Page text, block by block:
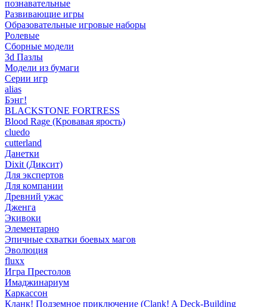
познавательные
Развивающие игры
Образовательные игровые наборы
Ролевые
Сборные модели
3d Пазлы
Модели из бумаги
Серии игр
alias
Бэнг!
BLACKSTONE FORTRESS
Blood Rage (Кровавая ярость)
cluedo
cutterland
Данетки
Dixit (Диксит)
Для экспертов
Для компании
Древний ужас
Дженга
Экивоки
Элементарно
Эпичные схватки боевых магов
Эволюция
fluxx
Игра Престолов
Имаджинариум
Каркассон
Кланк! Подземное приключение (Clank! A Deck-Building